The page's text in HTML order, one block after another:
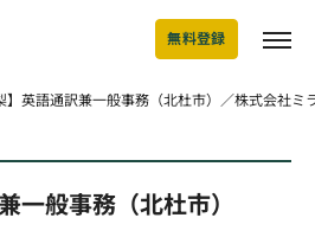
無料登録
】英語通訳兼一般事務（北杜市）／株式会社ミ
一般事務（北杜市）